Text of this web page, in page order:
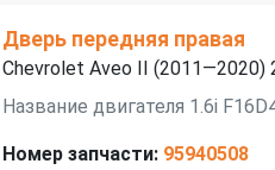
Дверь передняя правая
Chevrolet Aveo II (2011—2020)
Название двигателя 1.6i
Номер запчасти: 95940508